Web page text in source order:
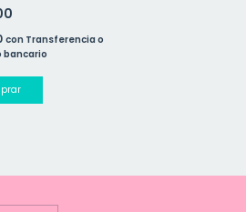
con Transferencia o
bancario